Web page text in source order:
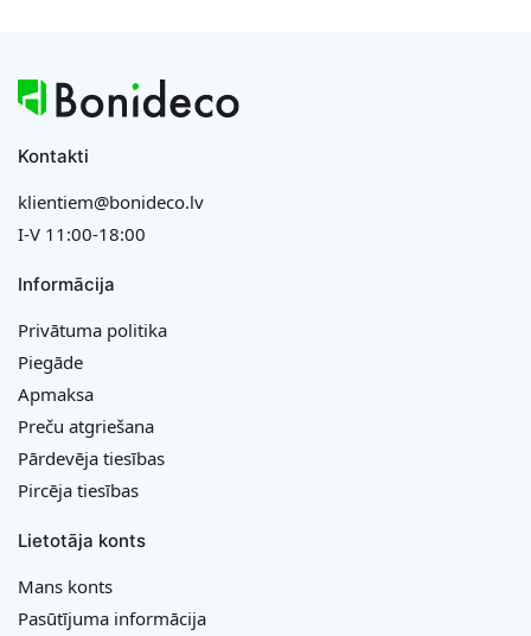
Kontakti
klientiem@bonideco.lv
I-V 11:00-18:00
Informācija
Privātuma politika
Piegāde
Apmaksa
Preču atgriešana
Pārdevēja tiesības
Pircēja tiesības
Lietotāja konts
Mans konts
Pasūtījuma informācija